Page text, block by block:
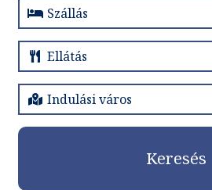
Keresés